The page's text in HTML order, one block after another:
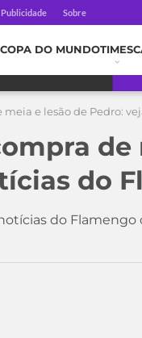
Publicidade Sobre
COPA DO MUNDOTIMES
meia e lesão de Pedro:
de
do
do